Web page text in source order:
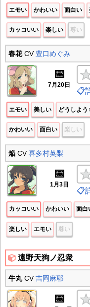
エモい かわいい 面白い
カッコいい 楽しい 尊い
春花CV 豊口めぐみ
📅
7月20日
📋
エモい 美しい どうしよう
かわいい 面白い 楽しい
焔CV喜多村英梨
📅
1月3日
📋
カッコいい かわいい 面白
楽しい エモい 尊い
遠野天狗ノ忍衆
牛丸CV吉岡麻耶
📅